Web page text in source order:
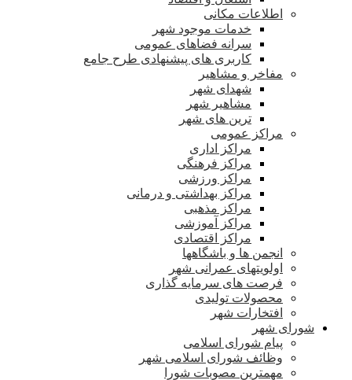
اطلاعات مکانی
خدمات موجود شهر
سرانه فضاهای عمومی
کاربری های پیشنهادی طرح جامع
مفاخر و مشاهیر
شهدای شهر
مشاهیر شهر
ترین های شهر
مراکز عمومی
مراکز اداری
مراکز فرهنگی
مراکز ورزشی
مراکز بهداشتی و درمانی
مراکز مذهبی
مراکز آموزشی
مراکز اقتصادی
انجمن ها و باشگاهها
اولویتهای عمرانی شهر
فرصت های سرمایه گذاری
محصولات تولیدی
افتخارات شهر
شورای شهر
پیام شورای اسلامی
وظائف شورای اسلامی شهر
مهمترین مصوبات شورا